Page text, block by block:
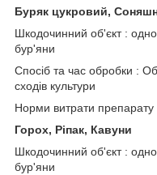
Буряк цукровий,
Шкодочинний об'єкт :
бур'яни
Спосіб та час обробки :
сходів культури
Норми витрати
Горох, Ріпак, Кавуни
Шкодочинний об'єкт :
бур'яни